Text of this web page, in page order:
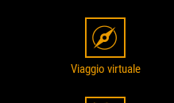
Viaggio virtuale